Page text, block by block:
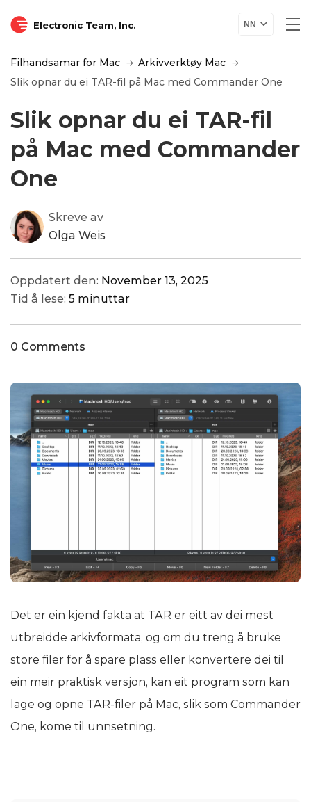
Electronic Team, Inc. NN
Filhandsamar for Mac
Arkivverktøy Mac
Slik opnar du ei TAR-fil på Mac med Commander One
Slik opnar du ei TAR-fil
på Mac med Commander
One
Skreve av
Olga Weis
Oppdatert den: November 13, 2025
Tid å lese: 5 minuttar
0 Comments
Det er ein kjend fakta at TAR er eitt av dei mest
utbreidde arkivformata, og om du treng å bruke
store filer for å spare plass eller konvertere dei til
ein meir praktisk versjon, kan eit program som kan
lage og opne TAR-filer på Mac, slik som Commander
One, kome til unnsetning.